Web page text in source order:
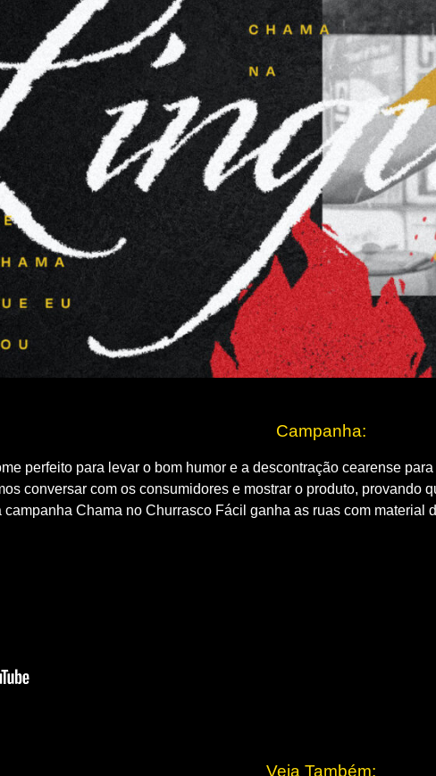
Campanha:
perfeito para levar o bom humor e a descontração cearense
conversar com os consumidores e mostrar o produto, provando
campanha Chama no Churrasco Fácil ganha as ruas com material
Veja Também: